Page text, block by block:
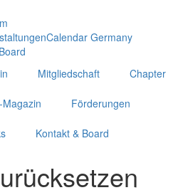
Calendar Germany
Mitgliedschaft Chapter
Förderungen
Kontakt & Board